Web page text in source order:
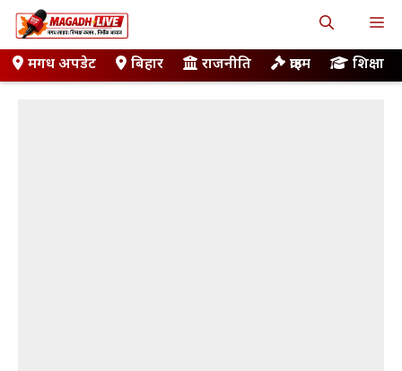
Skip
to
contentमगध अपडेट बिहार राजनीति क्राइम शिक्षा